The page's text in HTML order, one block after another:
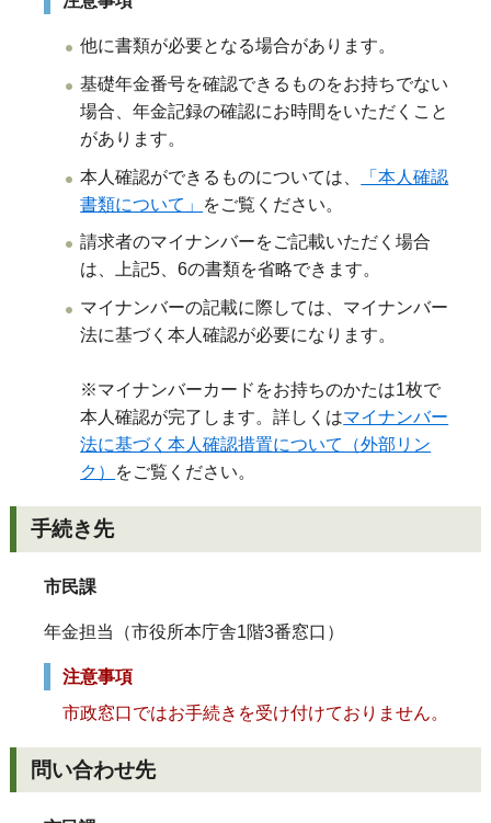
他に書類が必要となる場合があります。
基礎年金番号を確認できるものをお持ちでない
場合、年金記録の確認にお時間をいただくこと
があります。
本人確認ができるものについては、
「本人確認
書類について」
をご覧ください。
請求者のマイナンバーをご記載いただく場合
は、上記5、6の書類を省略できます。
マイナンバーの記載に際しては、マイナンバー
法に基づく本人確認が必要になります。
※マイナンバーカードをお持ちのかたは1枚で
本人確認が完了します。詳しくはマイナンバー
法に基づく本人確認措置について（外部リン
ク）
をご覧ください。
手続き先
市民課
年金担当（市役所本庁舎1階3番窓口）
注意事項
市政窓口ではお手続きを受け付けておりません。
問い合わせ先